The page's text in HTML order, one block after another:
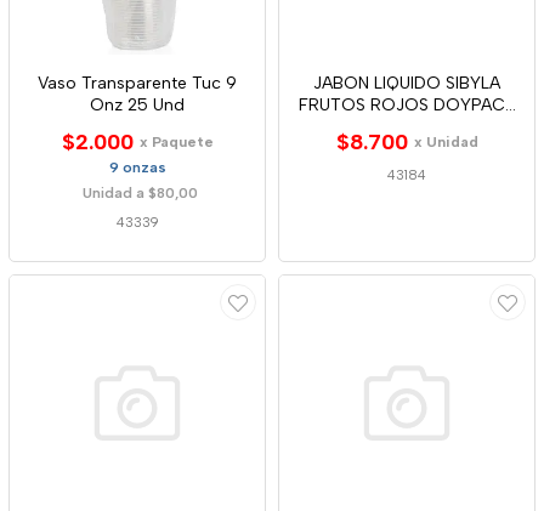
Vaso Transparente Tuc 9
Onz 25 Und
$2.000 x Paquete
9 onzas
Unidad a $80,00
43339
JABON LIQUIDO SIBYLA
FRUTOS ROJOS DOYPACK
$8.700 x Unidad
43184